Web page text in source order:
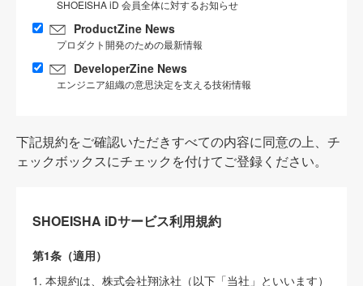
SHOEISHA iD 会員全体に対するお知らせ
ProductZine News
プロダクト開発のための最新情報
DeveloperZine News
エンジニア組織の意思決定を支える技術情報
下記規約をご確認いただきすべての内容に同意の上、チ
ェックボックスにチェックを付けてご登録ください。
SHOEISHA iDサービス利用規約
第1条（適用）
1. 本規約は、株式会社翔泳社（以下「当社」といいます）